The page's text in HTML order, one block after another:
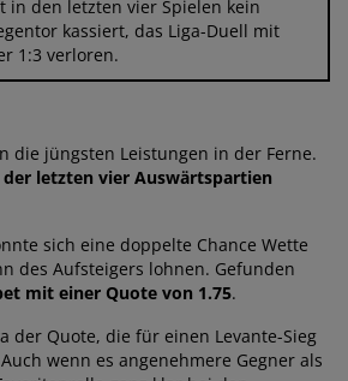
in den letzten vier Spielen kein
kassiert, das Liga-Duell mit
1:3 verloren.
die jüngsten Leistungen in der Ferne.
der letzten vier Auswärtspartien
sich eine doppelte Chance Wette
des Aufsteigers lohnen. Gefunden
mit einer Quote von 1.75.
der Quote, die für einen Levante-Sieg
wenn es angenehmere Gegner als